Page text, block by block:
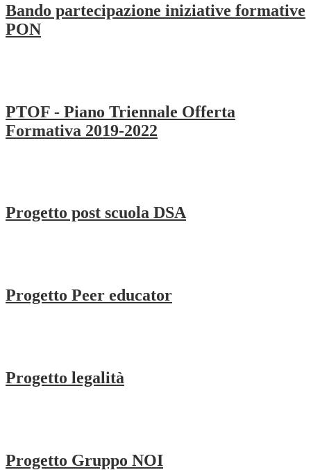
Bando partecipazione iniziative formative
PON
PTOF - Piano Triennale Offerta
Formativa 2019-2022
Progetto post scuola DSA
Progetto Peer educator
Progetto legalità
Progetto Gruppo NOI